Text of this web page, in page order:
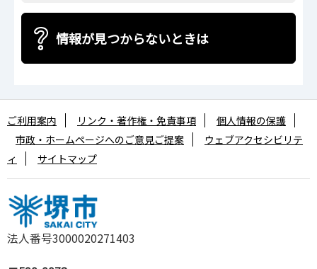
情報が見つからないときは
法人番号3000020271403
ご利用案内 リンク・著作権・免責事項
個人情報の保護
市政・ホームページへのご意見ご提案
ウェブアクセシビリテ
ィ
サイトマップ